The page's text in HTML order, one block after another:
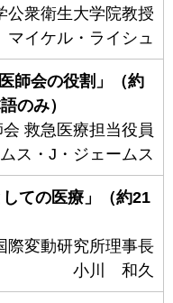
公衆衛生大学院教授
マイケル・ライシュ
師会の役割」（約
のみ）
救急医療担当役員
ス・J・ジェームス
ての医療」（約21
際変動研究所理事長
小川 和久